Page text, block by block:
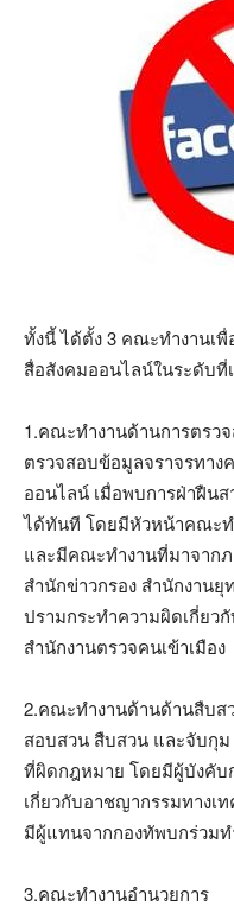
ทั้งนี้ ได้ตั้ง 3 คณะทำงานเ
สื่อสังคมออนไลน์ในระดับ
1.คณะทำงานด้านการตรว
ตรวจสอบข้อมูลจราจรทาง
ออนไลน์ เมื่อพบการฝ่าฝืน
ได้ทันที โดยมีหัวหน้าคณะท
และมีคณะทำงานที่มาจาก
สำนักข่าวกรอง สำนักงาน
ปรามกระทำความผิดเกี่ยว
สำนักงานตรวจคนเข้าเมือง
2.คณะทำงานด้านด้านสืบส
สอบสวน สืบสวน และจับกุ
ที่ผิดกฎหมาย โดยมีผู้บังคับ
เกี่ยวกับอาชญากรรมทางเ
มีผู้แทนจากกองทัพบกร่วมท
3.คณะทำงานอำนวยการ